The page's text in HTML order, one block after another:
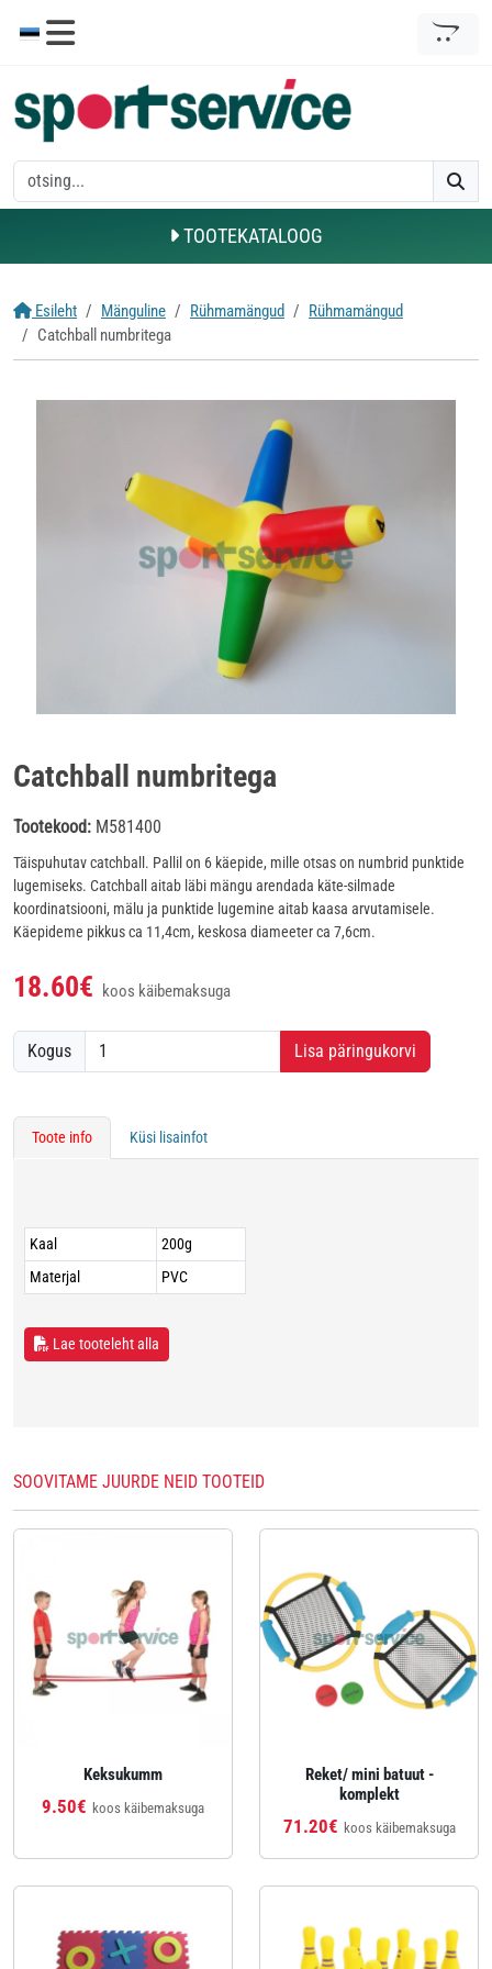
TOOTEKATALOOG
Esileht Mänguline Rühmamängud
Rühmamängud
Catchball numbritega
Catchball numbritega
Tootekood: M581400
Täispuhutav catchball. Pallil on 6 käepide, mille otsas on numbrid punktide
lugemiseks. Catchball aitab läbi mängu arendada käte-silmade
koordinatsiooni, mälu ja punktide lugemine aitab kaasa arvutamisele.
Käepideme pikkus ca 11,4cm, keskosa diameeter ca 7,6cm.
18.60€ koos käibemaksuga
Kogus Lisa päringukorvi
Toote info Küsi lisainfot
Kaal
200g
Materjal
PVC
Lae tooteleht alla
SOOVITAME JUURDE NEID TOOTEID
Keksukumm
9.50€ koos käibemaksuga
Reket/ mini batuut -
komplekt
71.20€ koos käibemaksuga